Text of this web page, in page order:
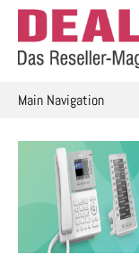
Skip
content
Main Navigation